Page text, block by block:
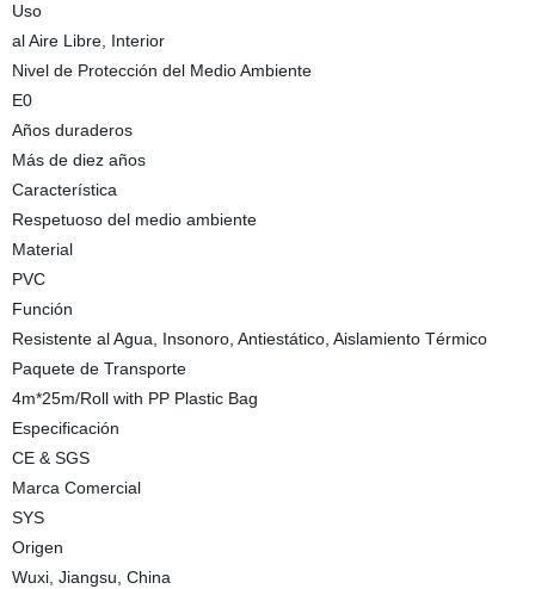
Uso
al Aire Libre, Interior
Nivel de Protección del Medio Ambiente
E0
Años duraderos
Más de diez años
Característica
Respetuoso del medio ambiente
Material
PVC
Función
Resistente al Agua, Insonoro, Antiestático, Aislamiento Térmico
Paquete de Transporte
4m*25m/Roll with PP Plastic Bag
Especificación
CE & SGS
Marca Comercial
SYS
Origen
Wuxi, Jiangsu, China